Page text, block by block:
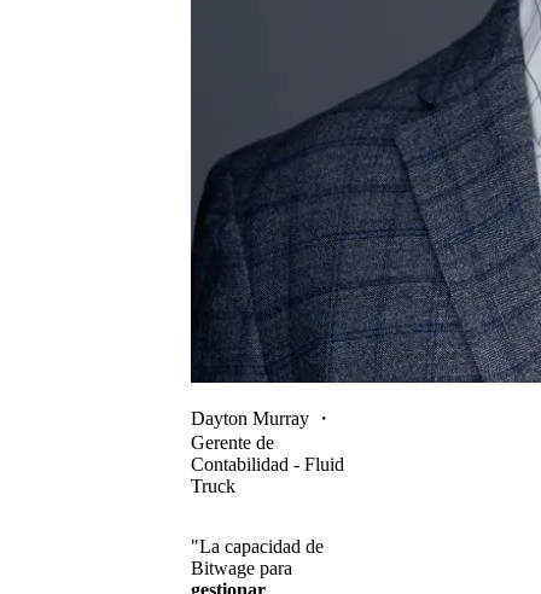
Dayton Murray ・
Gerente de
Contabilidad - Fluid
Truck
"La capacidad de
Bitwage para